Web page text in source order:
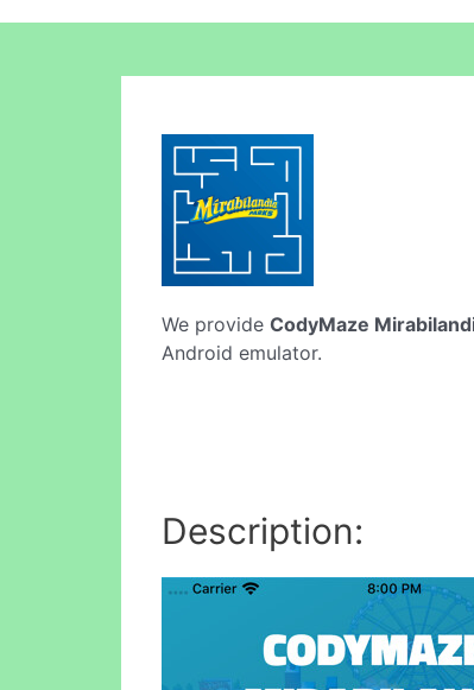
We provide CodyMaze
Android emulator.
Description: